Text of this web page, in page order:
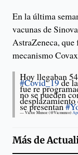
En la última
vacunas de
AstraZeneca, que
mecanismo
Hoy llegaban
#Covid_19de
fue re
no se pueden
se presentan
— Victor Munoz (@Vicmunro)
Más de